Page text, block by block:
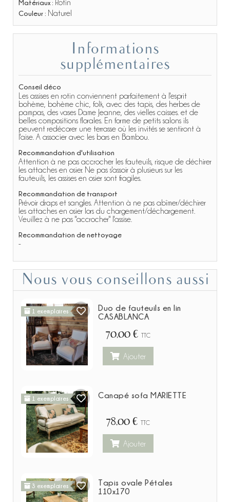
Matériaux : Rotin
Couleur : Naturel
supplémentaires
Conseil déco
Les assises en rotin conviennent parfaitement à l'esprit
bohème, bohème chic, folk, avec des tapis, des herbes de
pampas, des vases Dame Jeanne, des vielles caisses. et de
belles compositions florales. En forme de petits salons ils
peuvent redécorer une terrasse où les invités se sentiront à
l'aise. A associer avec les bars en Bambou.
Recommandation d'utilisation
Attention à ne pas accrocher les fauteuils, risque de déchirer
les attaches en osier. Ne pas s'assoir à plusieurs sur les
fauteuils, les assises en osier sont fragiles.
Recommandation de transport
Prévoir draps et sangles. Attention à ne pas abîmer/déchirer
les attaches en osier lors du chargement/déchargement.
Veuillez à ne pas "accrocher" l'assise.
Recommandation de nettoyage
-
Nous vous conseillons aussi
1 exemplaires
Duo de fauteuils en lin
CASABLANCA
70,00 € TTC
Ajouter
1 exemplaires Canapé sofa MARIETTE
78,00 € TTC
Ajouter
3 exemplaires
Tapis ovale Pétales
110x170